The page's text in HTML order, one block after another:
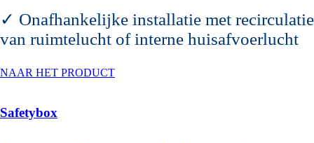
✓ Onafhankelijke installatie met recirculatie
van ruimtelucht of interne huisafvoerlucht
NAAR HET PRODUCT
Safetybox